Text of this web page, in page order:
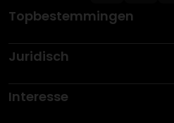
Topbestemmingen
Juridisch
Interesse